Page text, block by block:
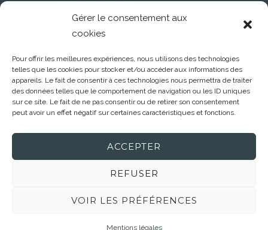
Gérer le consentement aux
cookies
Pour offrir les meilleures expériences, nous utilisons des technologies
telles que les cookies pour stocker et/ou accéder aux informations des
appareils. Le fait de consentir à ces technologies nous permettra de traiter
des données telles que le comportement de navigation ou les ID uniques
sur ce site. Le fait de ne pas consentir ou de retirer son consentement
peut avoir un effet négatif sur certaines caractéristiques et fonctions.
ACCEPTER
REFUSER
VOIR LES PRÉFÉRENCES
Mentions légales
FORMATIONS
ACCOMPAGNEMENTS
Bilan de compétences
PODCAST
CONTACT